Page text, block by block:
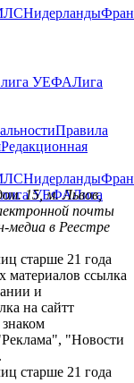
Нидерланды
УЕФАЛига
Правила
Редакционная
Нидерланды
УЕФАЛига
15, м. Львов,
почты
медиа в Реестре
старше 21 года
ссылка
и
на сайтт
"Новости
старше 21 года